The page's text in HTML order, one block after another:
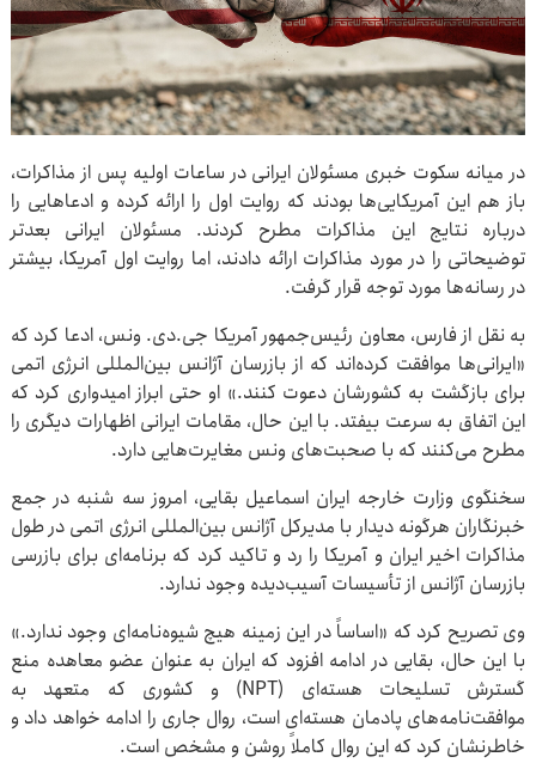
در میانه سکوت خبری مسئولان ایرانی در ساعات اولیه پس از مذاکرات،
باز هم این آمریکایی‌ها بودند که روایت اول را ارائه کرده و ادعاهایی را
درباره نتایج این مذاکرات مطرح کردند. مسئولان ایرانی بعدتر
توضیحاتی را در مورد مذاکرات ارائه دادند، اما روایت اول آمریکا، بیشتر
در رسانه‌ها مورد توجه قرار گرفت.
به نقل از فارس، معاون رئیس‌جمهور آمریکا جی.دی. ونس، ادعا کرد که
«ایرانی‌ها موافقت کرده‌اند که از بازرسان آژانس بین‌المللی انرژی اتمی
برای بازگشت به کشورشان دعوت کنند.» او حتی ابراز امیدواری کرد که
این اتفاق به سرعت بیفتد. با این حال، مقامات ایرانی اظهارات دیگری را
مطرح می‌کنند که با صحبت‌های ونس مغایرت‌هایی دارد.
سخنگوی وزارت خارجه ایران اسماعیل بقایی، امروز سه شنبه در جمع
خبرنگاران هرگونه دیدار با مدیرکل آژانس بین‌المللی انرژی اتمی در طول
مذاکرات اخیر ایران و آمریکا را رد و تاکید کرد که برنامه‌ای برای بازرسی
بازرسان آژانس از تأسیسات آسیب‌دیده وجود ندارد.
وی تصریح کرد که «اساساً در این زمینه هیچ شیوه‌نامه‌ای وجود ندارد.»
با این حال، بقایی در ادامه افزود که ایران به عنوان عضو معاهده منع
گسترش تسلیحات هسته‌ای (NPT) و کشوری که متعهد به
موافقت‌نامه‌های پادمان هسته‌ای است، روال جاری را ادامه خواهد داد و
خاطرنشان کرد که این روال کاملاً روشن و مشخص است.